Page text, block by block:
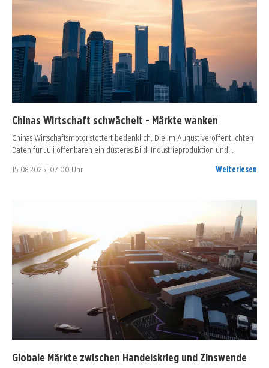
Chinas Wirtschaft schwächelt - Märkte wanken
Chinas Wirtschaftsmotor stottert bedenklich. Die im August veröffentlichten
Daten für Juli offenbaren ein düsteres Bild: Industrieproduktion und…
15.08.2025, 07:00 Uhr Weiterlesen
Globale Märkte zwischen Handelskrieg und Zinswende